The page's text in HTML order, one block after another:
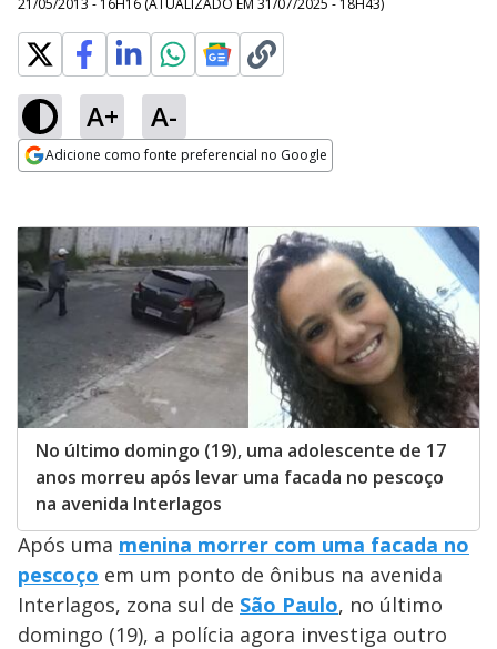
21/05/2013 - 16H16 (ATUALIZADO EM 31/07/2025 - 18H43)
A+ A-
Adicione como fonte preferencial no Google
No último domingo (19), uma adolescente de 17
anos morreu após levar uma facada no pescoço
na avenida Interlagos
Após uma menina morrer com uma facada no
pescoço em um ponto de ônibus na avenida
Interlagos, zona sul de São Paulo, no último
domingo (19), a polícia agora investiga outro